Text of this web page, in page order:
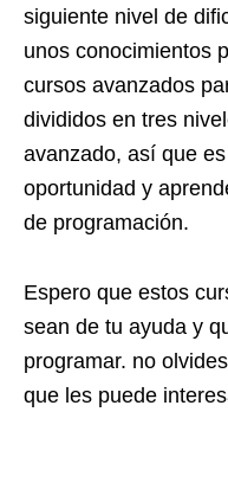
siguiente nivel de
unos conocimientos
cursos avanzados
divididos en tres
avanzado, así que
oportunidad y
de programación.
Espero que estos
sean de tu ayuda y
programar. no
que les puede